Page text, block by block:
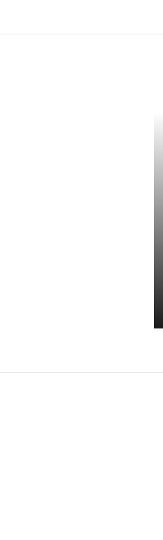
content